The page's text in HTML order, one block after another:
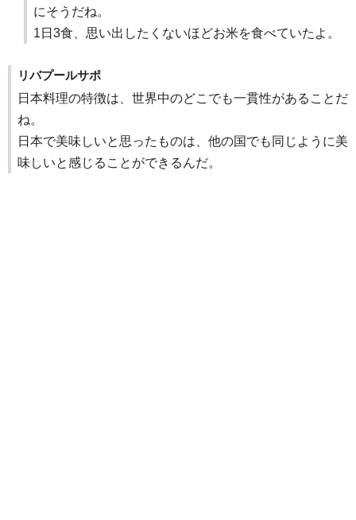
にそうだね。
1日3食、思い出したくないほどお米を食べていたよ。
リバプールサポ
日本料理の特徴は、世界中のどこでも一貫性があることだ
ね。
日本で美味しいと思ったものは、他の国でも同じように美
味しいと感じることができるんだ。